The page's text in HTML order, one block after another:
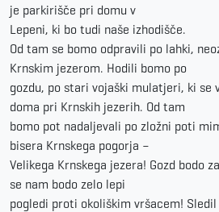
je parkirišče pri domu v
Lepeni, ki bo tudi naše izhodišče.
Od tam se bomo odpravili po lahki,
Krnskim jezerom. Hodili bomo po
gozdu, po stari vojaški mulatjeri, ki se
doma pri Krnskih jezerih. Od tam
bomo pot nadaljevali po zložni poti
bisera Krnskega pogorja –
Velikega Krnskega jezera! Gozd bodo
se nam bodo zelo lepi
pogledi proti okoliškim vršacem!